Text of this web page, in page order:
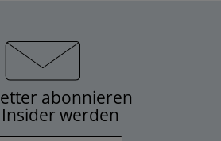
abonnieren
werden